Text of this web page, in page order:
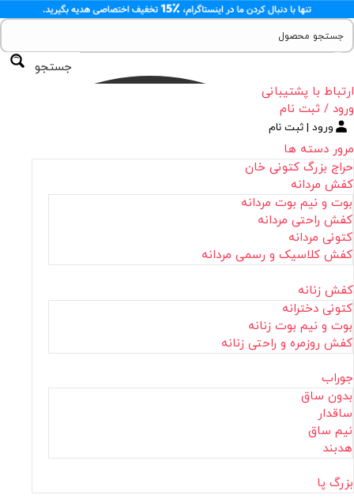
جستجو
ارتباط با پشتیبانی
ورود / ثبت نام
ورود | ثبت نام
مرور دسته ها
حراج بزرگ کتونی خان
کفش مردانه
بوت و نیم بوت مردانه
کفش راحتی مردانه
کتونی مردانه
کفش کلاسیک و رسمی مردانه
کفش زنانه
کتونی دخترانه
بوت و نیم بوت زنانه
کفش روزمره و راحتی زنانه
جوراب
بدون ساق
ساقدار
نیم ساق
هدبند
بزرگ پا